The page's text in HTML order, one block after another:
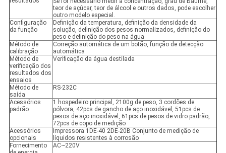
teor de açúcar, teor de álcool e outros dados, pode escolher
outro modelo especial.
Configuração
da função
Definição da temperatura, definição da densidade da
solução, definição dos pesos normalizados, definição do
peso e definição do peso na água
Método de
calibração
Correção automática de um botão, função de detecção
automática
Método de
verificação dos
resultados dos
ensaios
Verificação da água destilada
Método de
saída
RS-232C
Acessórios
padrão
1 hospedeiro principal, 2100g de peso, 3 cordões de
pólvora, 42pcs de gancho de aço inoxidável, 51pcs de
pesos de aço inoxidável, 61pcs de pesos de vidro padrão,
72pcs de copo de medição
Acessórios
opcionais
Impressora 1DE-40 2DE-20B Conjunto de medição de
líquidos resistentes à corrosão
Fornecimento
AC~220V